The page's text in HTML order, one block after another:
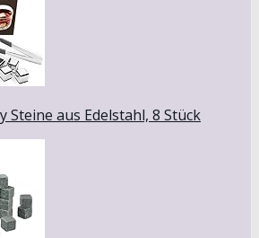
Steine aus Edelstahl, 8 Stück